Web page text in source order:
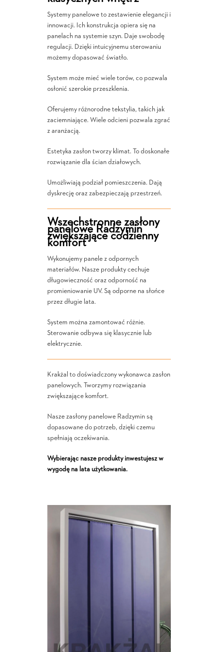
Systemy panelowe to zestawienie elegancji i
innowacji. Ich konstrukcja opiera się na
panelach na systemie szyn. Daje swobodę
regulacji. Dzięki intuicyjnemu sterowaniu
możemy dopasować światło.
System może mieć wiele torów, co pozwala
osłonić szerokie przeszklenia.
Oferujemy różnorodne tekstylia, takich jak
zaciemniające. Wiele odcieni pozwala zgrać
z aranżacją.
Estetyka zasłon tworzy klimat. To doskonałe
rozwiązanie dla ścian działowych.
Umożliwiają podział pomieszczenia. Dają
dyskrecję oraz zabezpieczają przestrzeń.
Wszechstronne zasłony
panelowe Radzymin
zwiększające codzienny
komfort
Wykonujemy panele z odpornych
materiałów. Nasze produkty cechuje
długowieczność oraz odporność na
promieniowanie UV. Są odporne na słońce
przez długie lata.
System można zamontować różnie.
Sterowanie odbywa się klasycznie lub
elektrycznie.
Krakżal to doświadczony wykonawca zasłon
panelowych. Tworzymy rozwiązania
zwiększające komfort.
Nasze zasłony panelowe Radzymin są
dopasowane do potrzeb, dzięki czemu
spełniają oczekiwania.
Wybierając nasze produkty inwestujesz w
wygodę na lata użytkowania.